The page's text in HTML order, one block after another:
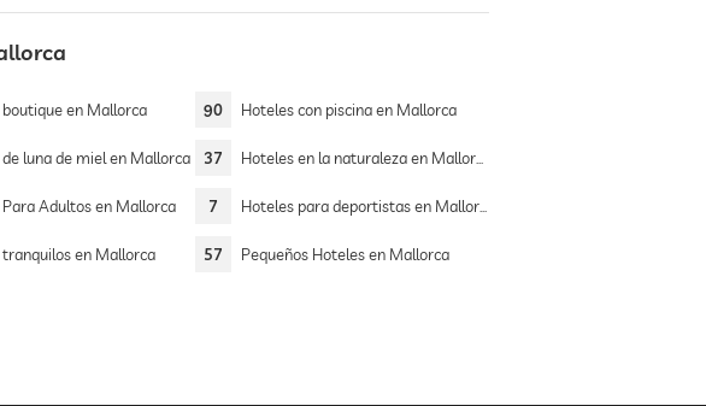
en Mallorca 90 Hoteles con piscina en Mallorca
luna de miel en Mallorca 37 Hoteles en la naturaleza en Mallorca
Adultos en Mallorca 7 Hoteles para deportistas en Mallorca
en Mallorca 57 Pequeños Hoteles en Mallorca